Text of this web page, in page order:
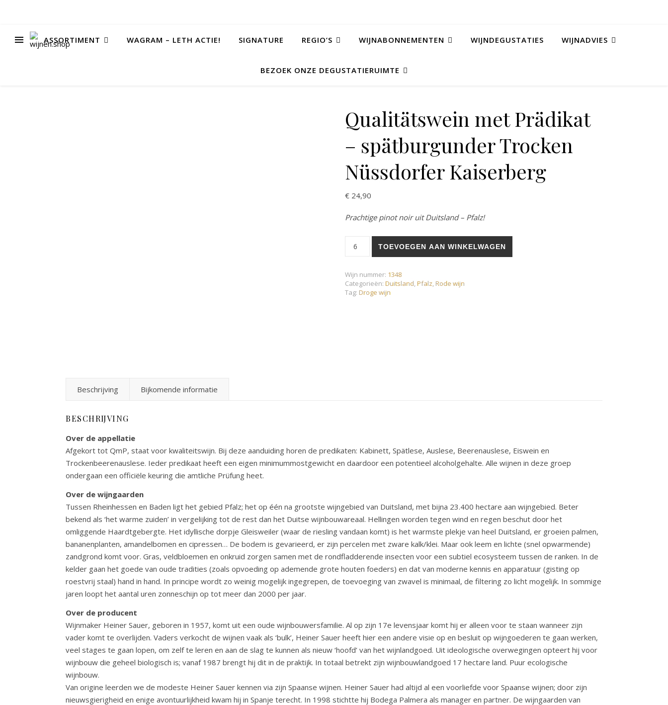
ASSORTIMENT WAGRAM – LETH ACTIE! SIGNATURE REGIO’S WIJNABONNEMENTEN WIJNDEGUSTATIES WIJNADVIES
BEZOEK ONZE DEGUSTATIERUIMTE
Qualitätswein met Prädikat
– spätburgunder Trocken
Nüssdorfer Kaiserberg
€24,90
Prachtige pinot noir uit Duitsland – Pfalz!
TOEVOEGEN AAN WINKELWAGEN
Wijn nummer: 1348
Categorieën: Duitsland,Pfalz,Rode wijn
Tag: Droge wijn
Beschrijving Bijkomende informatie
BESCHRIJVING
Over de appellatie
Afgekort tot QmP, staat voor kwaliteitswijn. Bij deze aanduiding horen de predikaten: Kabinett, Spätlese, Auslese, Beerenauslese, Eiswein en
Trockenbeerenauslese. Ieder predikaat heeft een eigen minimummostgewicht en daardoor een potentieel alcoholgehalte. Alle wijnen in deze groep
ondergaan een officiële keuring die amtliche Prüfung heet.
Over de wijngaarden
Tussen Rheinhessen en Baden ligt het gebied Pfalz; het op één na grootste wijngebied van Duitsland, met bijna 23.400 hectare aan wijngebied. Beter
bekend als ‘het warme zuiden’ in vergelijking tot de rest dan het Duitse wijnbouwareaal. Hellingen worden tegen wind en regen beschut door het
omliggende Haardtgebergte. Het idyllische dorpje Gleisweiler (waar de riesling vandaan komt) is het warmste plekje van heel Duitsland, er groeien palmen,
bananenplanten, amandelbomen en cipressen… De bodem is gevarieerd, er zijn percelen met zware kalk/klei. Maar ook leem en lichte (snel opwarmende)
zandgrond komt voor. Gras, veldbloemen en onkruid zorgen samen met de rondfladderende insecten voor een subtiel ecosysteem tussen de ranken. In de
kelder gaan het goede van oude tradities (zoals opvoeding op ademende grote houten foeders) en dat van moderne kennis en apparatuur (gisting op
roestvrij staal) hand in hand. In principe wordt zo weinig mogelijk ingegrepen, de toevoeging van zwavel is minimaal, de filtering zo licht mogelijk. In sommige
jaren loopt het aantal uren zonneschijn op tot meer dan 2000 per jaar.
Over de producent
Wijnmaker Heiner Sauer, geboren in 1957, komt uit een oude wijnbouwersfamilie. Al op zijn 17e levensjaar komt hij er alleen voor te staan wanneer zijn
vader komt te overlijden. Vaders verkocht de wijnen vaak als ‘bulk’, Heiner Sauer heeft hier een andere visie op en besluit op wijngoederen te gaan werken,
veel stages te gaan lopen, om zelf te leren en aan de slag te kunnen als nieuw ‘hoofd’ van het wijnlandgoed. Uit ideologische overwegingen opteert hij voor
wijnbouw die geheel biologisch is; vanaf 1987 brengt hij dit in de praktijk. In totaal betrekt zijn wijnbouwlandgoed 17 hectare land. Puur ecologische
wijnbouw.
Van origine leerden we de modeste Heiner Sauer kennen via zijn Spaanse wijnen. Heiner Sauer had altijd al een voorliefde voor Spaanse wijnen; door zijn
nieuwsgierigheid en enige avontuurlijkheid kwam hij in Spanje terecht. In 1998 stichtte hij Bodega Palmera als manager en partner. De wijngaarden van